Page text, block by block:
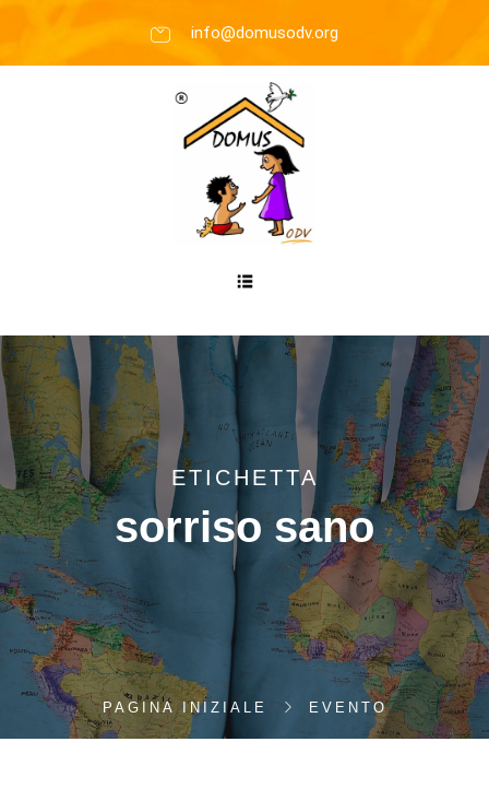
info@domusodv.org
ETICHETTA
sorriso sano
PAGINA INIZIALE EVENTO